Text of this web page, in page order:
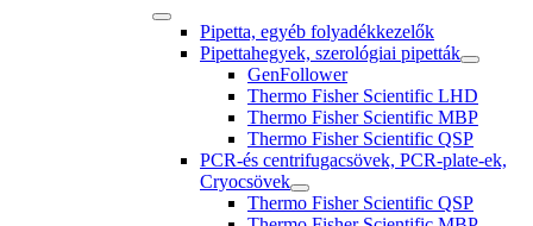
Pipetta, egyéb folyadékkezelők
Pipettahegyek, szerológiai pipetták
GenFollower
Thermo Fisher Scientific LHD
Thermo Fisher Scientific MBP
Thermo Fisher Scientific QSP
PCR-és centrifugacsövek, PCR-plate-ek,
Cryocsövek
Thermo Fisher Scientific QSP